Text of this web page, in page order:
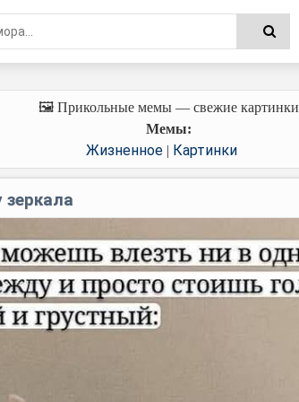
🖼️ Прикольные мемы — свежие картинки
Мемы:
Жизненное | Картинки